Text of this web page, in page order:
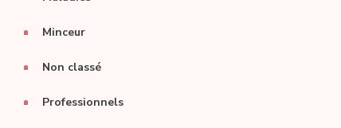
Minceur
Non classé
Professionnels